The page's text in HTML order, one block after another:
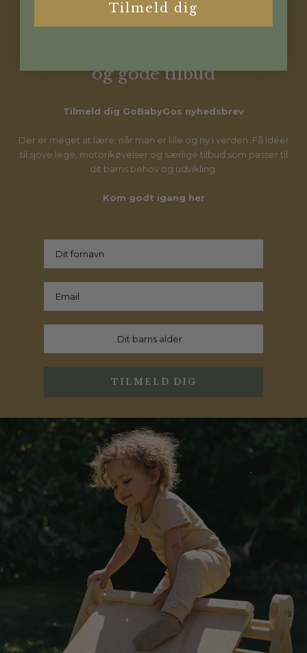
Gobabygo
og gode tilbud
Tilmeld dig GoBabyGos nyhedsbrev
Der er meget at lære, når man er lille og ny i verden. Få idéer
til sjove lege, motorikøvelser og særlige tilbud som passer til
dit barns behov og udvikling.
Kom godt igang her
TILMELD DIG
Tilmeld dig